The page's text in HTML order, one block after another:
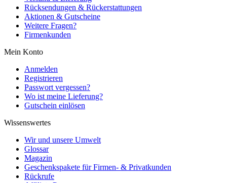
Rücksendungen & Rückerstattungen
Aktionen & Gutscheine
Weitere Fragen?
Firmenkunden
Mein Konto
Anmelden
Registrieren
Passwort vergessen?
Wo ist meine Lieferung?
Gutschein einlösen
Wissenswertes
Wir und unsere Umwelt
Glossar
Magazin
Geschenkspakete für Firmen- & Privatkunden
Rückrufe